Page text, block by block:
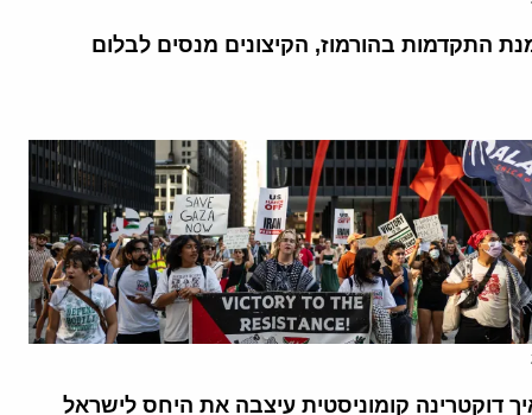
התקדמות בהורמוז, הקיצונים מנסים לבלום
דוקטרינה קומוניסטית עיצבה את היחס לישראל